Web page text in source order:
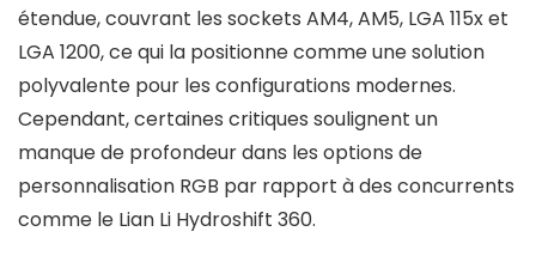
étendue, couvrant les sockets AM4, AM5, LGA 115x et
LGA 1200, ce qui la positionne comme une solution
polyvalente pour les configurations modernes.
Cependant, certaines critiques soulignent un
manque de profondeur dans les options de
personnalisation RGB par rapport à des concurrents
comme le Lian Li Hydroshift 360.